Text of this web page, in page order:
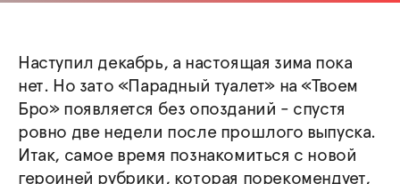
Наступил декабрь, а настоящая зима пока
нет. Но зато «Парадный туалет» на «Твоем
Бро» появляется без опозданий - спустя
ровно две недели после прошлого выпуска.
Итак, самое время познакомиться с новой
героиней рубрики, которая порекомендует,